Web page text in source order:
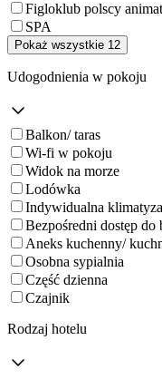
Figloklub polscy
SPA
Pokaż wszystkie 12
Udogodnienia w pokoju
Balkon/ taras
Wi-fi w pokoju
Widok na morze
Lodówka
Indywidualna
Bezpośredni dostęp do
Aneks kuchenny/
Osobna sypialnia
Część dzienna
Czajnik
Rodzaj hotelu